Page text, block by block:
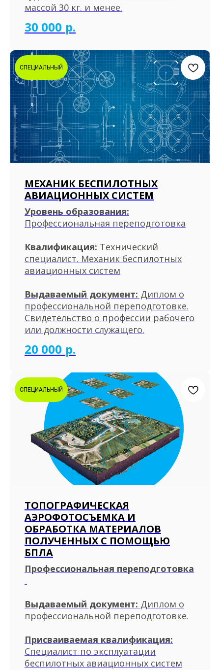
массой 30 кг. и менее.
30 000 р.
СПЕЦИАЛЬНЫЙ
МЕХАНИК БЕСПИЛОТНЫХ
АВИАЦИОННЫХ СИСТЕМ
Уровень образования:
Профессиональная переподготовка
Квалификация: Технический
специалист. Механик беспилотных
авиационных систем
Выдаваемый документ: Диплом о
профессиональной переподготовке.
Свидетельство о профессии рабочего
или должности служащего.
20 000 р.
СПЕЦИАЛЬНЫЙ
ТОПОГРАФИЧЕСКАЯ
АЭРОФОТОСЪЕМКА И
ОБРАБОТКА МАТЕРИАЛОВ
ПОЛУЧЕННЫХ С ПОМОЩЬЮ
БПЛА
Профессиональная переподготовка
Выдаваемый документ: Диплом о
профессиональной переподготовке.
Присваиваемая квалификация:
Специалист по эксплуатации
беспилотных авиационных систем
Курсы для педагогов по
реализации дополнительных
программ для детей школьного
ПЕРЕЙТИ
БЕСПИЛОТНЫЕ
АВИАЦИОННЫЕ
СИСТЕМЫ ДЛЯ
ПЕДАГОГОВ
Диплом о профессиональной
переподготовке, удостоверение о
ВЫДАЕМ ДОКУМЕНТЫ
УСТАНОВЛЕННОГО ОБРАЗЦА